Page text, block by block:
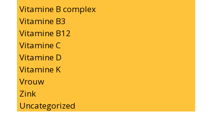
Vitamine B complex
Vitamine B3
Vitamine B12
Vitamine C
Vitamine D
Vitamine K
Vrouw
Zink
Uncategorized